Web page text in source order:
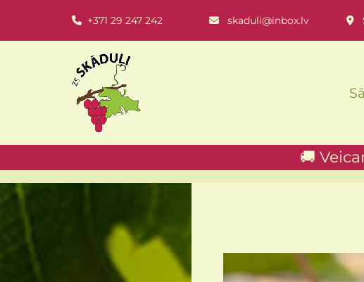
 +371 29 247 242  skaduli@inbox.lv 
🚚